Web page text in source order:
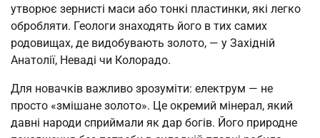
утворює зернисті маси або тонкі пластинки, які легко
обробляти. Геологи знаходять його в тих самих
родовищах, де видобувають золото, — у Західній
Анатолії, Неваді чи Колорадо.
Для новачків важливо зрозуміти: електрум — не
просто «змішане золото». Це окремий мінерал, який
давні народи сприймали як дар богів. Його природне